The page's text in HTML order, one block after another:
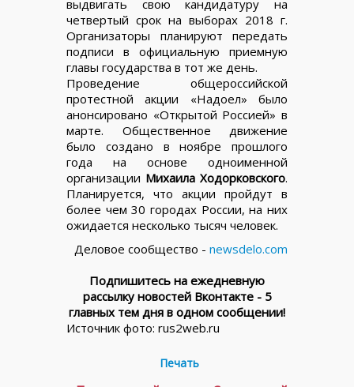
выдвигать свою кандидатуру на
четвертый срок на выборах 2018 г.
Организаторы планируют передать
подписи в официальную приемную
главы государства в тот же день.
Проведение общероссийской
протестной акции «Надоел» было
анонсировано «Открытой Россией» в
марте. Общественное движение
было создано в ноябре прошлого
года на основе одноименной
организации Михаила Ходорковского.
Планируется, что акции пройдут в
более чем 30 городах России, на них
ожидается несколько тысяч человек.
Деловое сообщество - newsdelo.com
Подпишитесь на ежедневную
рассылку новостей Вконтакте - 5
главных тем дня в одном сообщении!
Источник фото: rus2web.ru
Печать